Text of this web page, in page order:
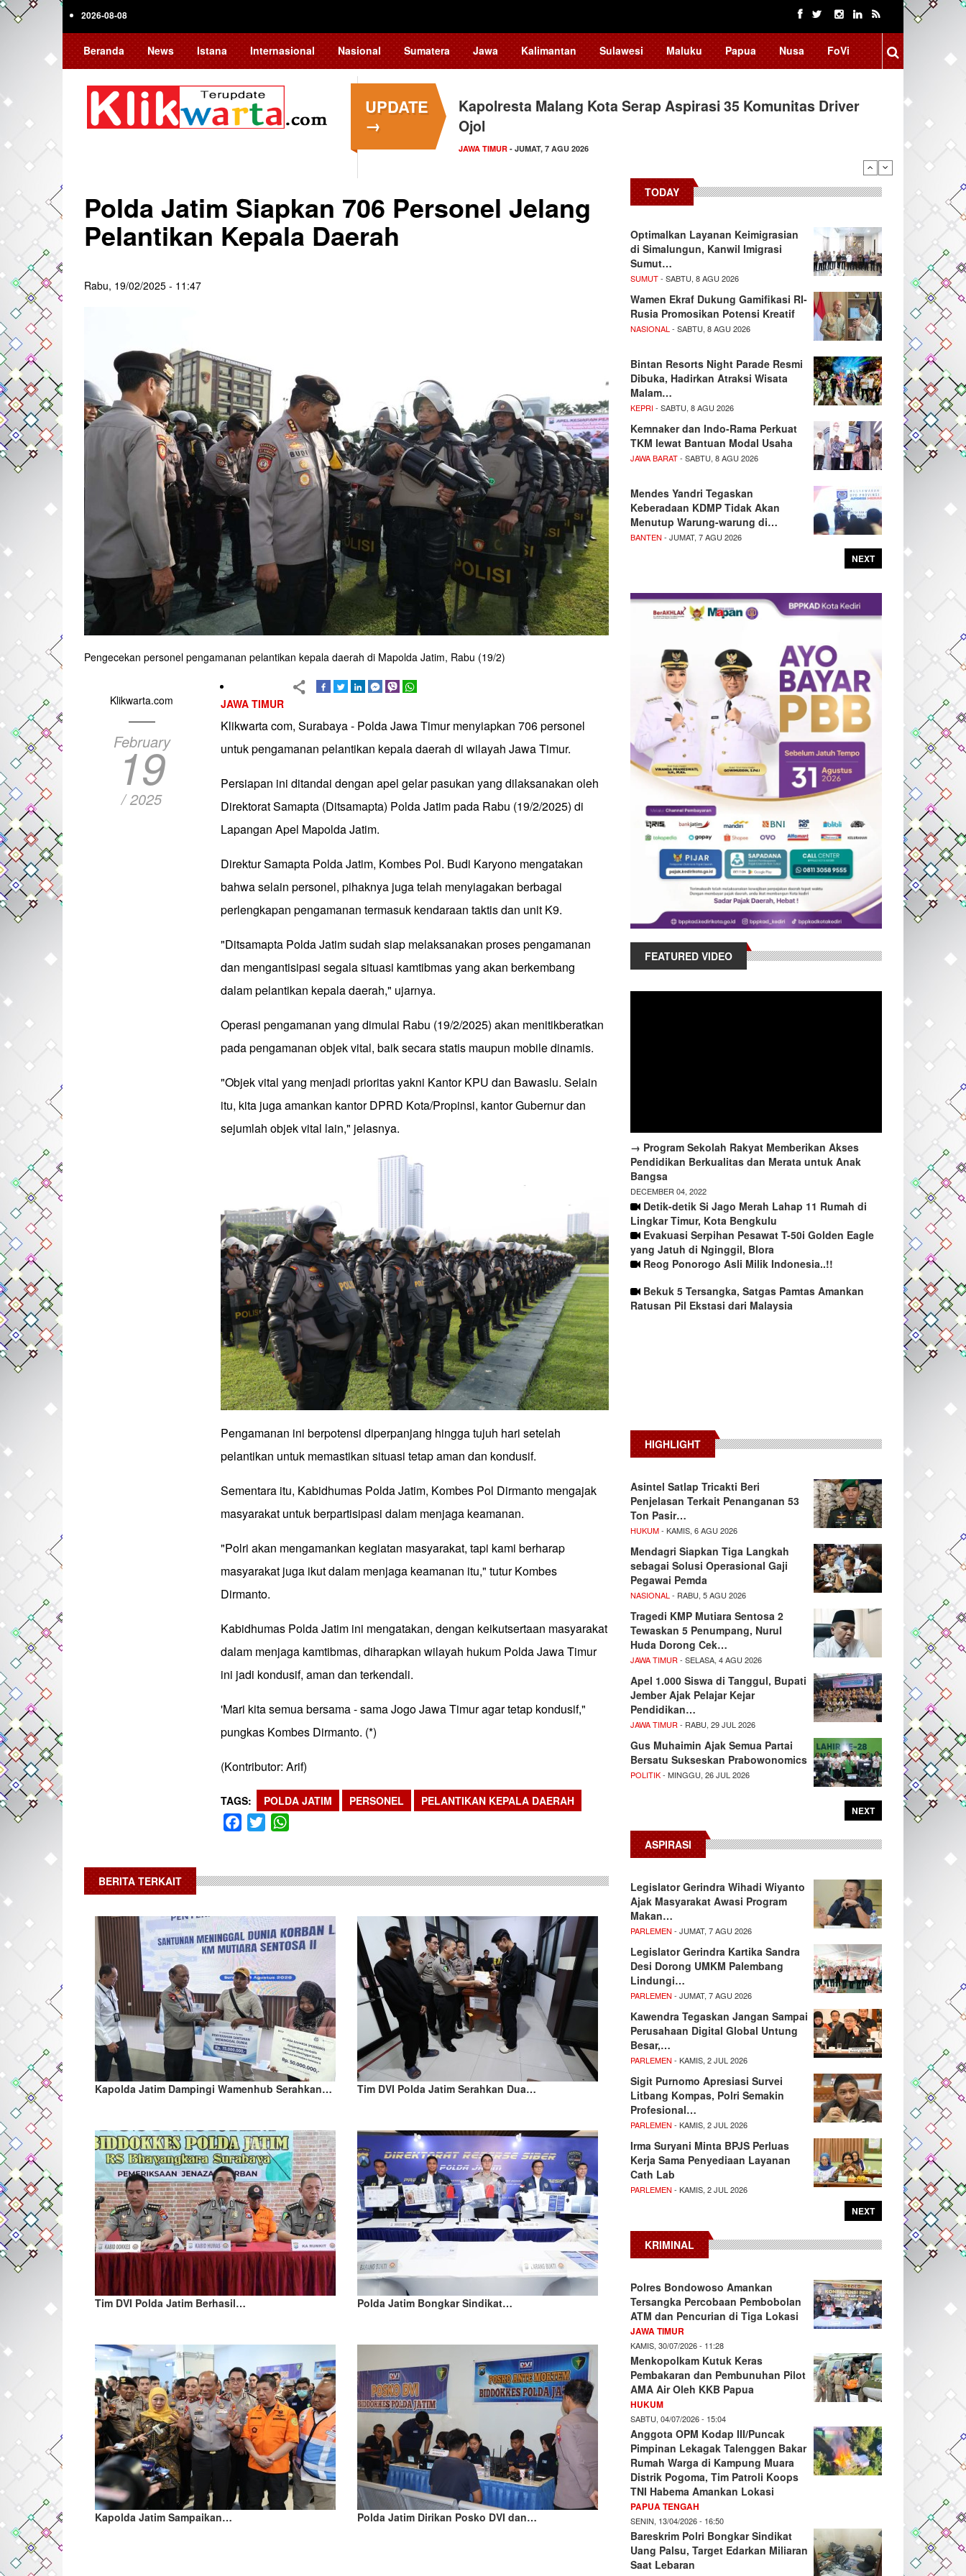
Skip
2026-08-08
Beranda News Istana Internasional Nasional Sumatera Jawa Kalimantan Sulawesi Maluku Papua Nusa FoVi
UPDATE
→
Kapolresta Malang Kota Serap Aspirasi 35 Komunitas Driver
Ojol
JAWA TIMUR - JUMAT, 7 AGU 2026
Polda Jatim Siapkan 706 Personel Jelang
Pelantikan Kepala Daerah
Rabu, 19/02/2025 - 11:47
Pengecekan personel pengamanan pelantikan kepala daerah di Mapolda Jatim, Rabu (19/2)
Klikwarta.com
February
19
/ 2025
JAWA TIMUR
Klikwarta com, Surabaya - Polda Jawa Timur menyiapkan 706 personel
untuk pengamanan pelantikan kepala daerah di wilayah Jawa Timur.
Persiapan ini ditandai dengan apel gelar pasukan yang dilaksanakan oleh
Direktorat Samapta (Ditsamapta) Polda Jatim pada Rabu (19/2/2025) di
Lapangan Apel Mapolda Jatim.
Direktur Samapta Polda Jatim, Kombes Pol. Budi Karyono mengatakan
bahwa selain personel, pihaknya juga telah menyiagakan berbagai
perlengkapan pengamanan termasuk kendaraan taktis dan unit K9.
"Ditsamapta Polda Jatim sudah siap melaksanakan proses pengamanan
dan mengantisipasi segala situasi kamtibmas yang akan berkembang
dalam pelantikan kepala daerah," ujarnya.
Operasi pengamanan yang dimulai Rabu (19/2/2025) akan menitikberatkan
pada pengamanan objek vital, baik secara statis maupun mobile dinamis.
"Objek vital yang menjadi prioritas yakni Kantor KPU dan Bawaslu. Selain
itu, kita juga amankan kantor DPRD Kota/Propinsi, kantor Gubernur dan
sejumlah objek vital lain," jelasnya.
Pengamanan ini berpotensi diperpanjang hingga tujuh hari setelah
pelantikan untuk memastikan situasi tetap aman dan kondusif.
Sementara itu, Kabidhumas Polda Jatim, Kombes Pol Dirmanto mengajak
masyarakat untuk berpartisipasi dalam menjaga keamanan.
"Polri akan mengamankan kegiatan masyarakat, tapi kami berharap
masyarakat juga ikut dalam menjaga keamanan itu," tutur Kombes
Dirmanto.
Kabidhumas Polda Jatim ini mengatakan, dengan keikutsertaan masyarakat
dalam menjaga kamtibmas, diharapkan wilayah hukum Polda Jawa Timur
ini jadi kondusif, aman dan terkendali.
'Mari kita semua bersama - sama Jogo Jawa Timur agar tetap kondusif,"
pungkas Kombes Dirmanto. (*)
(Kontributor: Arif)
TAGS POLDA JATIM PERSONEL PELANTIKAN KEPALA DAERAH
Facebook
Twitter
BERITA TERKAIT
Kapolda Jatim Dampingi Wamenhub Serahkan… Tim DVI Polda Jatim Serahkan Dua…
Tim DVI Polda Jatim Berhasil… Polda Jatim Bongkar Sindikat…
Kapolda Jatim Sampaikan… Polda Jatim Dirikan Posko DVI dan…
TODAY
Optimalkan Layanan Keimigrasian
di Simalungun, Kanwil Imigrasi
Sumut…
SUMUT- SABTU, 8 AGU 2026
Wamen Ekraf Dukung Gamifikasi RI-
Rusia Promosikan Potensi Kreatif
NASIONAL - SABTU, 8 AGU 2026
Bintan Resorts Night Parade Resmi
Dibuka, Hadirkan Atraksi Wisata
Malam…
KEPRI- SABTU, 8 AGU 2026
Kemnaker dan Indo-Rama Perkuat
TKM lewat Bantuan Modal Usaha
JAWA BARAT- SABTU, 8 AGU 2026
Mendes Yandri Tegaskan
Keberadaan KDMP Tidak Akan
Menutup Warung-warung di…
BANTEN - JUMAT, 7 AGU 2026
NEXT
FEATURED VIDEO
→ Program Sekolah Rakyat Memberikan Akses
Pendidikan Berkualitas dan Merata untuk Anak
Bangsa
DECEMBER 04, 2022
Detik-detik Si Jago Merah Lahap 11 Rumah di
Lingkar Timur, Kota Bengkulu
Evakuasi Serpihan Pesawat T-50i Golden Eagle
yang Jatuh di Nginggil, Blora
Reog Ponorogo Asli Milik Indonesia..!!
Bekuk 5 Tersangka, Satgas Pamtas Amankan
Ratusan Pil Ekstasi dari Malaysia
HIGHLIGHT
Asintel Satlap Tricakti Beri
Penjelasan Terkait Penanganan 53
Ton Pasir…
HUKUM- KAMIS, 6 AGU 2026
Mendagri Siapkan Tiga Langkah
sebagai Solusi Operasional Gaji
Pegawai Pemda
NASIONAL - RABU, 5 AGU 2026
Tragedi KMP Mutiara Sentosa 2
Tewaskan 5 Penumpang, Nurul
Huda Dorong Cek…
JAWA TIMUR - SELASA, 4 AGU 2026
Apel 1.000 Siswa di Tanggul, Bupati
Jember Ajak Pelajar Kejar
Pendidikan…
JAWA TIMUR - RABU, 29 JUL 2026
Gus Muhaimin Ajak Semua Partai
Bersatu Sukseskan Prabowonomics
POLITIK- MINGGU, 26 JUL 2026
NEXT
ASPIRASI
Legislator Gerindra Wihadi Wiyanto
Ajak Masyarakat Awasi Program
Makan…
PARLEMEN - JUMAT, 7 AGU 2026
Legislator Gerindra Kartika Sandra
Desi Dorong UMKM Palembang
Lindungi…
PARLEMEN - JUMAT, 7 AGU 2026
Kawendra Tegaskan Jangan Sampai
Perusahaan Digital Global Untung
Besar,…
PARLEMEN - KAMIS, 2 JUL 2026
Sigit Purnomo Apresiasi Survei
Litbang Kompas, Polri Semakin
Profesional…
PARLEMEN - KAMIS, 2 JUL 2026
Irma Suryani Minta BPJS Perluas
Kerja Sama Penyediaan Layanan
Cath Lab
PARLEMEN - KAMIS, 2 JUL 2026
NEXT
KRIMINAL
Polres Bondowoso Amankan
Tersangka Percobaan Pembobolan
ATM dan Pencurian di Tiga Lokasi
JAWA TIMUR
KAMIS, 30/07/2026 - 11:28
Menkopolkam Kutuk Keras
Pembakaran dan Pembunuhan Pilot
AMA Air Oleh KKB Papua
HUKUM
SABTU, 04/07/2026 - 15:04
Anggota OPM Kodap III/Puncak
Pimpinan Lekagak Talenggen Bakar
Rumah Warga di Kampung Muara
Distrik Pogoma, Tim Patroli Koops
TNI Habema Amankan Lokasi
PAPUA TENGAH
SENIN, 13/04/2026 - 16:50
Bareskrim Polri Bongkar Sindikat
Uang Palsu, Target Edarkan Miliaran
Saat Lebaran